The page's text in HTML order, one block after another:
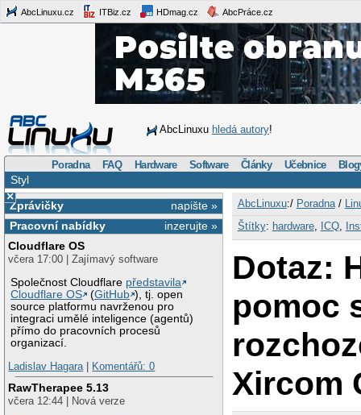
AbcLinuxu.cz ITBiz.cz HDmag.cz AbcPráce.cz
AbcLinuxu hledá autory!
Poradna FAQ Hardware Software Články Učebnice
Styl
×
napište »
Zprávičky
inzerujte »
Pracovní nabídky
Cloudflare OS
včera 17:00 | Zajímavý software
Společnost Cloudflare představila
Cloudflare OS
(GitHub ), tj. open
source platformu navrženou pro
integraci umělé inteligence (agentů)
přímo do pracovních procesů
organizací.
Ladislav Hagara| Komentářů: 0
RawTherapee 5.13
včera 12:44 | Nová verze
AbcLinuxu:/ Poradna/
Štítky: hardware, ICQ,
Dotaz:
pomoc
Xircom